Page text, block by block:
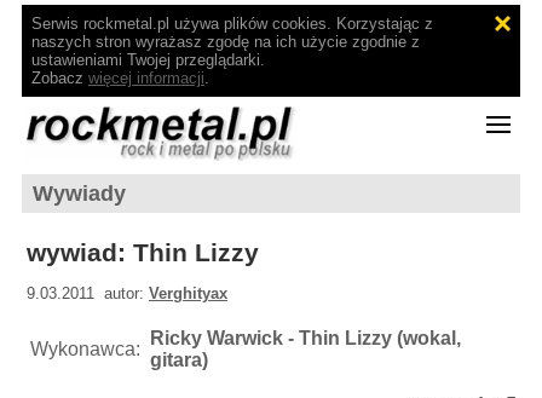
Serwis rockmetal.pl używa plików cookies. Korzystając z
naszych stron wyrażasz zgodę na ich użycie zgodnie z
ustawieniami Twojej przeglądarki.
Zobacz więcej informacji.
Wywiady
wywiad: Thin Lizzy
9.03.2011 autor:Verghityax
Wykonawca:
Ricky Warwick - Thin Lizzy (wokal,
gitara)